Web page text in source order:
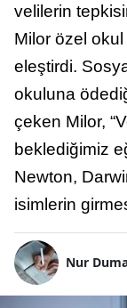
velilerin
Milor özel
eleştirdi.
okuluna
çeken Milor,
beklediğimiz
Newton,
isimlerin
Nur